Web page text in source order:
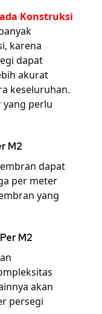
Konstruksi
karena
dapat
akurat
keseluruhan.
yang perlu
M2
dapat
per meter
yang
M2
akan
persegi